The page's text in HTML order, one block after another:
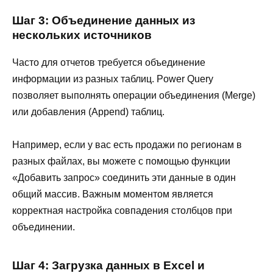
Шаг 3: Объединение данных из
нескольких источников
Часто для отчетов требуется объединение
информации из разных таблиц. Power Query
позволяет выполнять операции объединения (Merge)
или добавления (Append) таблиц.
Например, если у вас есть продажи по регионам в
разных файлах, вы можете с помощью функции
«Добавить запрос» соединить эти данные в один
общий массив. Важным моментом является
корректная настройка совпадения столбцов при
объединении.
Шаг 4: Загрузка данных в Excel и